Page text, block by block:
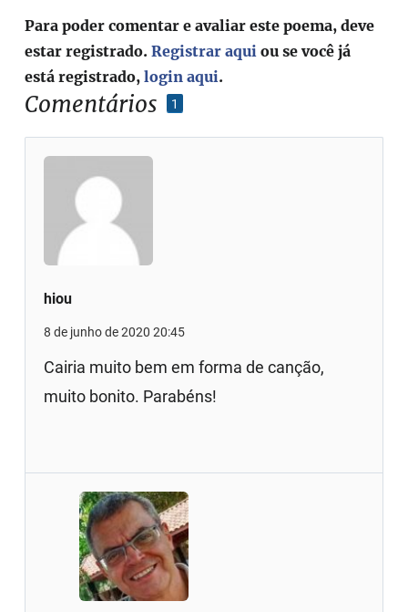
Comentários 1
hiou
8 de junho de 2020 20:45
Cairia muito bem em forma de canção,
muito bonito. Parabéns!
Para poder comentar e avaliar este poema, deve
estar registrado.Registrar aqui ou se você já
está registrado,login aqui.